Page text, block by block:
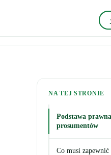
NA TEJ STRONIE
Podstawa
prosumentów
Co musi